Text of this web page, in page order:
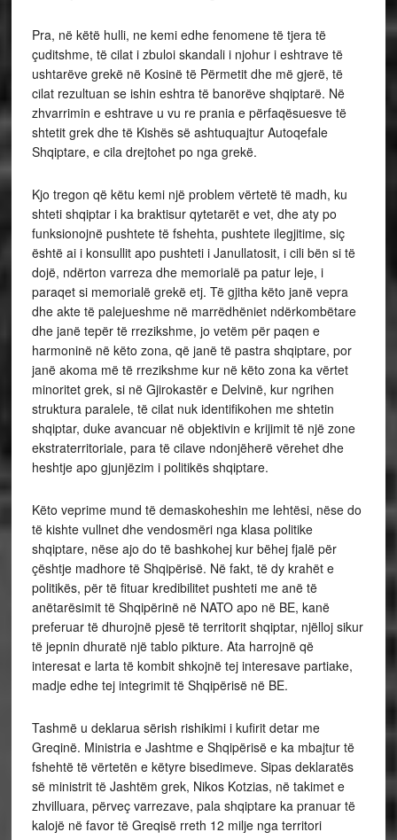
Pra, në këtë hulli, ne kemi edhe fenomene të tjera të
çuditshme, të cilat i zbuloi skandali i njohur i eshtrave të
ushtarëve grekë në Kosinë të Përmetit dhe më gjerë, të
cilat rezultuan se ishin eshtra të banorëve shqiptarë. Në
zhvarrimin e eshtrave u vu re prania e përfaqësuesve të
shtetit grek dhe të Kishës së ashtuquajtur Autoqefale
Shqiptare, e cila drejtohet po nga grekë.
Kjo tregon që këtu kemi një problem vërtetë të madh, ku
shteti shqiptar i ka braktisur qytetarët e vet, dhe aty po
funksionojnë pushtete të fshehta, pushtete ilegjitime, siç
është ai i konsullit apo pushteti i Janullatosit, i cili bën si të
dojë, ndërton varreza dhe memorialë pa patur leje, i
paraqet si memorialë grekë etj. Të gjitha këto janë vepra
dhe akte të palejueshme në marrëdhëniet ndërkombëtare
dhe janë tepër të rrezikshme, jo vetëm për paqen e
harmoninë në këto zona, që janë të pastra shqiptare, por
janë akoma më të rrezikshme kur në këto zona ka vërtet
minoritet grek, si në Gjirokastër e Delvinë, kur ngrihen
struktura paralele, të cilat nuk identifikohen me shtetin
shqiptar, duke avancuar në objektivin e krijimit të një zone
ekstraterritoriale, para të cilave ndonjëherë vërehet dhe
heshtje apo gjunjëzim i politikës shqiptare.
Këto veprime mund të demaskoheshin me lehtësi, nëse do
të kishte vullnet dhe vendosmëri nga klasa politike
shqiptare, nëse ajo do të bashkohej kur bëhej fjalë për
çështje madhore të Shqipërisë. Në fakt, të dy krahët e
politikës, për të fituar kredibilitet pushteti me anë të
anëtarësimit të Shqipërinë në NATO apo në BE, kanë
preferuar të dhurojnë pjesë të territorit shqiptar, njëlloj sikur
të jepnin dhuratë një tablo pikture. Ata harrojnë që
interesat e larta të kombit shkojnë tej interesave partiake,
madje edhe tej integrimit të Shqipërisë në BE.
Tashmë u deklarua sërish rishikimi i kufirit detar me
Greqinë. Ministria e Jashtme e Shqipërisë e ka mbajtur të
fshehtë të vërtetën e këtyre bisedimeve. Sipas deklaratës
së ministrit të Jashtëm grek, Nikos Kotzias, në takimet e
zhvilluara, përveç varrezave, pala shqiptare ka pranuar të
kalojë në favor të Greqisë rreth 12 milje nga territori